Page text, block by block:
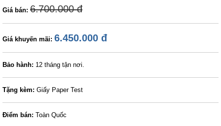
Giá bán: 6.700.000 đ
Giá khuyến mãi: 6.450.000 đ
Bảo hành: 12 tháng tận nơi.
Tặng kèm: Giấy Paper Test
Điểm bán: Toàn Quốc